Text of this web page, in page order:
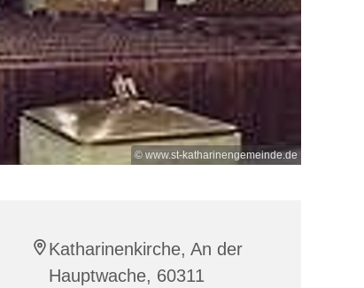
© www.st-katharinengemeinde.de
Katharinenkirche, An der
Hauptwache, 60311